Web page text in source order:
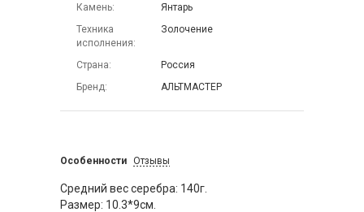
Камень
Янтарь
Техника
исполнения
Золочение
Страна
Россия
Бренд
АЛЬТМАСТЕР
Особенности Отзывы
Средний вес серебра: 140г.
Размер: 10.3*9см.